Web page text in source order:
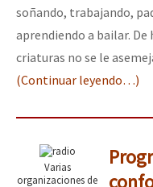
soñando, trabajando,
aprendiendo a bailar.
criaturas no se le
(Continuar leyendo…)
Varias
organizaciones de